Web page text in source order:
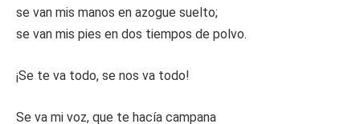
se van mis manos en azogue suelto;
se van mis pies en dos tiempos de polvo.
¡Se te va todo, se nos va todo!
Se va mi voz, que te hacía campana